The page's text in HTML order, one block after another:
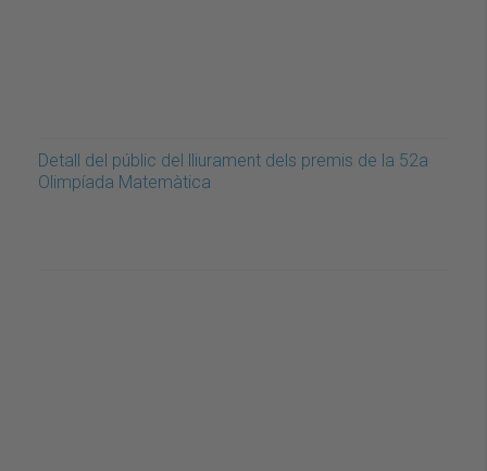
Detall del públic del lliurament dels premis de la 52a
Olimpíada Matemàtica